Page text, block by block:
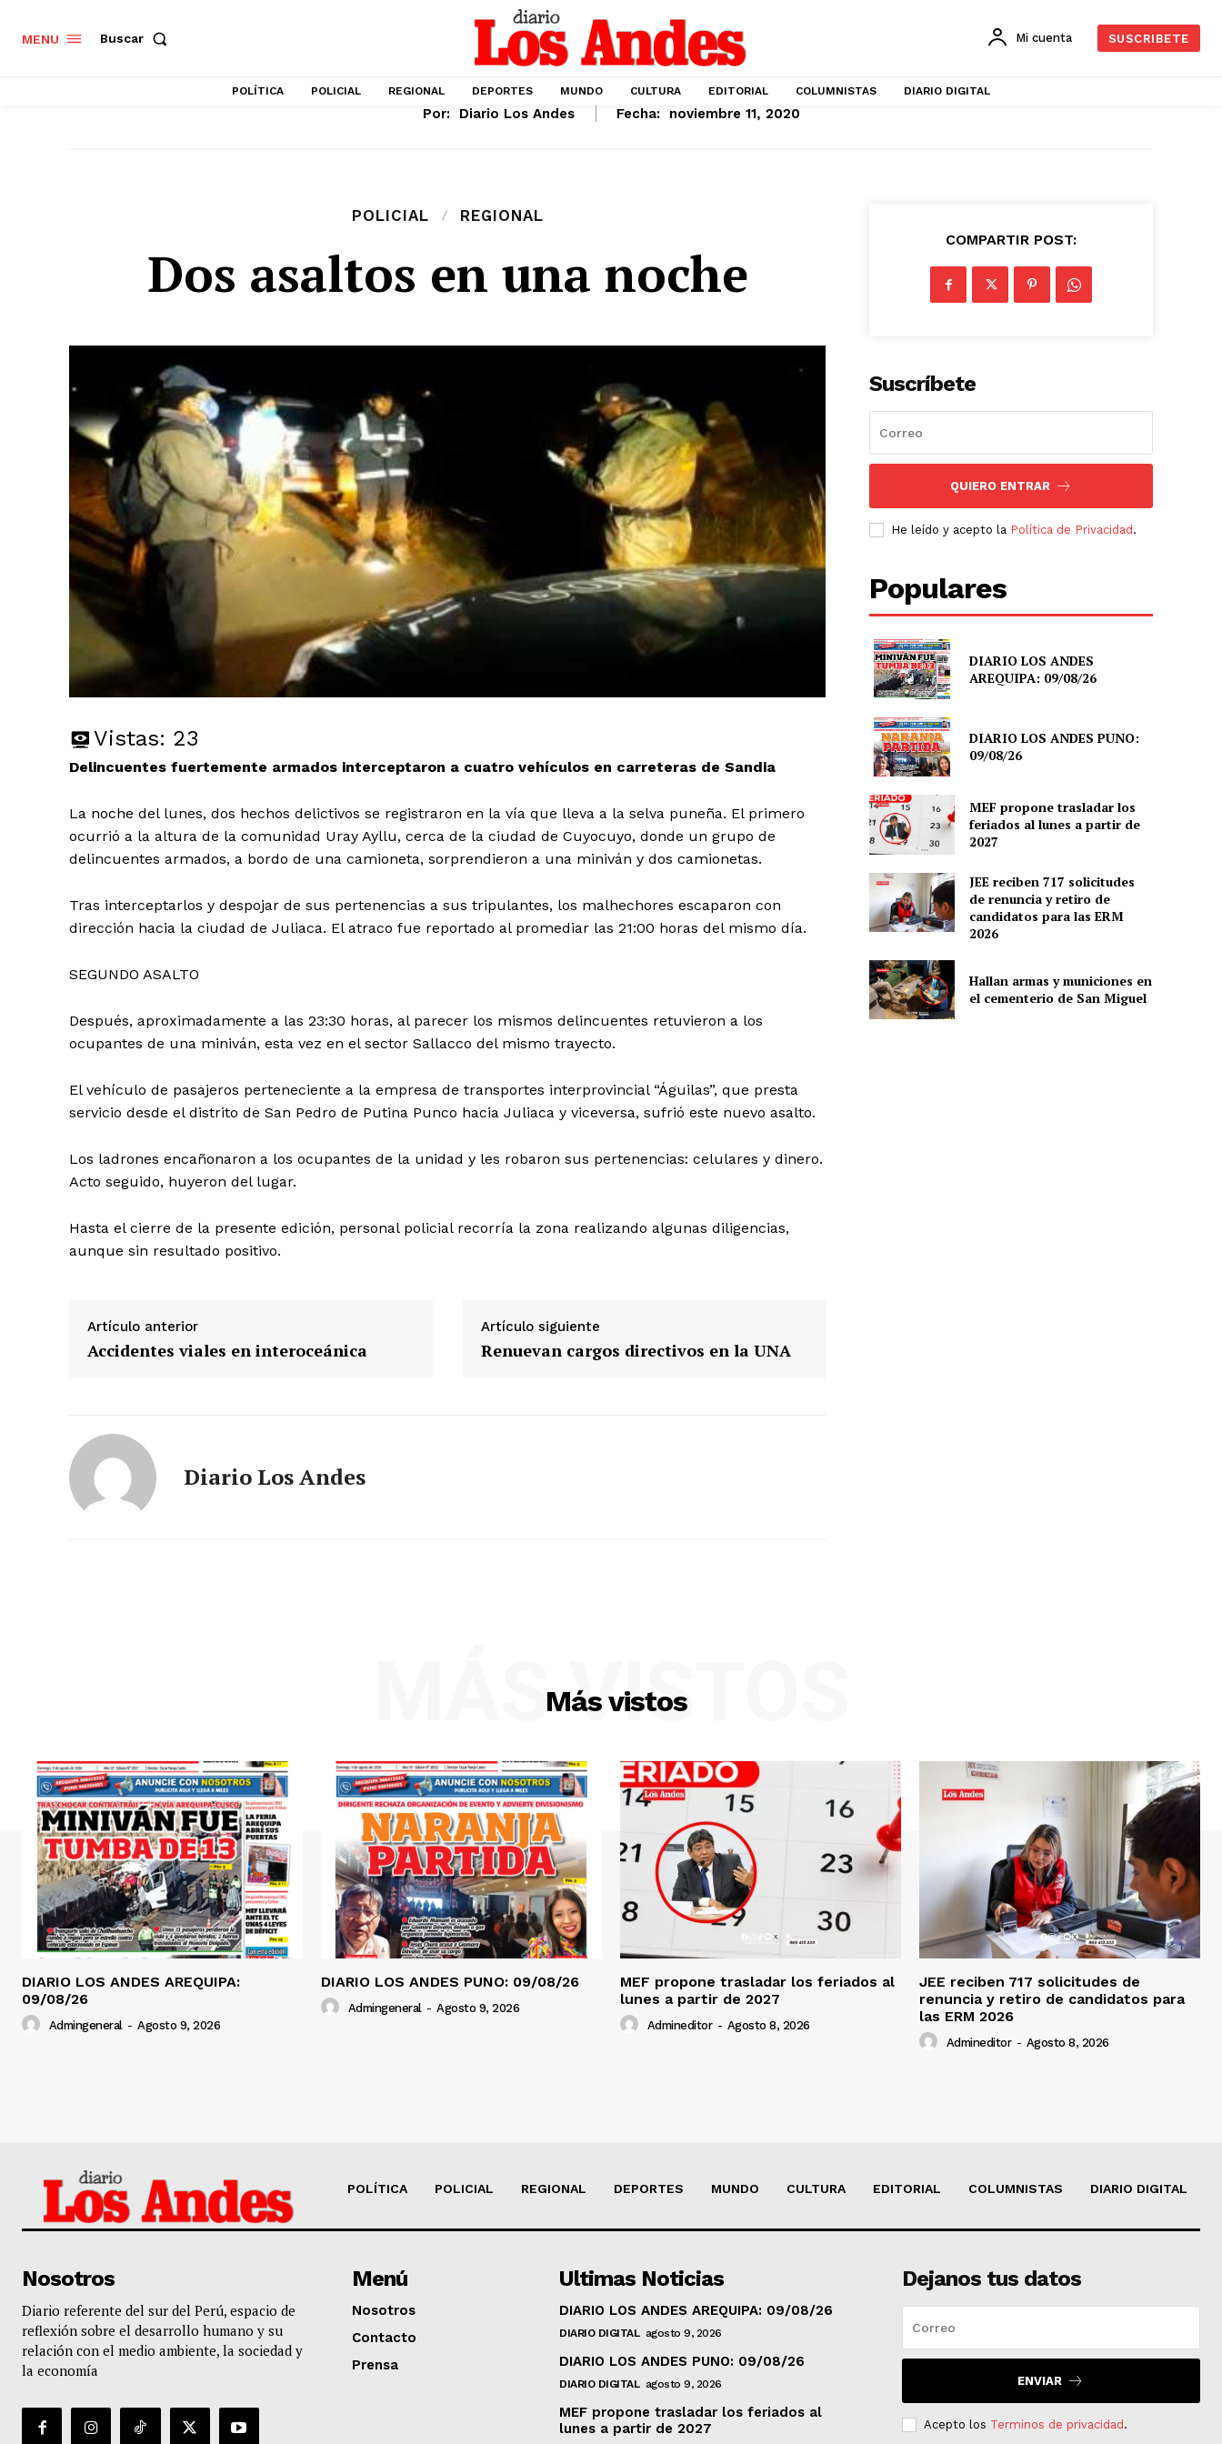
Contacto
Prensa
MENU Buscar Mi cuenta SUSCRIBETE
POLÍTICA POLICIAL REGIONAL DEPORTES MUNDO CULTURA EDITORIAL COLUMNISTAS DIARIO DIGITAL
Por: Diario Los Andes Fecha: noviembre 11, 2020
POLICIAL REGIONAL
Dos asaltos en una noche
Vistas: 23
Delincuentes fuertemente armados interceptaron a cuatro vehículos en carreteras de Sandia
La noche del lunes, dos hechos delictivos se registraron en la vía que lleva a la selva puneña. El primero
ocurrió a la altura de la comunidad Uray Ayllu, cerca de la ciudad de Cuyocuyo, donde un grupo de
delincuentes armados, a bordo de una camioneta, sorprendieron a una miniván y dos camionetas.
Tras interceptarlos y despojar de sus pertenencias a sus tripulantes, los malhechores escaparon con
dirección hacia la ciudad de Juliaca. El atraco fue reportado al promediar las 21:00 horas del mismo día.
SEGUNDO ASALTO
Después, aproximadamente a las 23:30 horas, al parecer los mismos delincuentes retuvieron a los
ocupantes de una miniván, esta vez en el sector Sallacco del mismo trayecto.
El vehículo de pasajeros perteneciente a la empresa de transportes interprovincial “Águilas”, que presta
servicio desde el distrito de San Pedro de Putina Punco hacia Juliaca y viceversa, sufrió este nuevo asalto.
Los ladrones encañonaron a los ocupantes de la unidad y les robaron sus pertenencias: celulares y dinero.
Acto seguido, huyeron del lugar.
Hasta el cierre de la presente edición, personal policial recorría la zona realizando algunas diligencias,
aunque sin resultado positivo.
Artículo anterior
Accidentes viales en interoceánica
Artículo siguiente
Renuevan cargos directivos en la UNA
Diario Los Andes
COMPARTIR POST:
Suscríbete
QUIERO ENTRAR
He leído y acepto la Política de Privacidad .
Populares
DIARIO LOS ANDES
AREQUIPA: 09/08/26
DIARIO LOS ANDES PUNO:
09/08/26
MEF propone trasladar los
feriados al lunes a partir de
2027
JEE reciben 717 solicitudes
de renuncia y retiro de
candidatos para las ERM
2026
Hallan armas y municiones en
el cementerio de San Miguel
Más vistos
MÁS VISTOS
DIARIO LOS ANDES AREQUIPA:
09/08/26
Admingeneral - Agosto 9, 2026
DIARIO LOS ANDES PUNO: 09/08/26
Admingeneral - Agosto 9, 2026
MEF propone trasladar los feriados al
lunes a partir de 2027
Admineditor - Agosto 8, 2026
JEE reciben 717 solicitudes de
renuncia y retiro de candidatos para
las ERM 2026
Admineditor - Agosto 8, 2026
POLÍTICA POLICIAL REGIONAL DEPORTES MUNDO CULTURA EDITORIAL COLUMNISTAS DIARIO DIGITAL
Nosotros
Diario referente del sur del Perú, espacio de
reflexión sobre el desarrollo humano y su
relación con el medio ambiente, la sociedad y
la economía
Menú
Nosotros
Contacto
Prensa
Ultimas Noticias
DIARIO LOS ANDES AREQUIPA: 09/08/26
DIARIO DIGITAL agosto 9, 2026
DIARIO LOS ANDES PUNO: 09/08/26
DIARIO DIGITAL agosto 9, 2026
MEF propone trasladar los feriados al
lunes a partir de 2027
Dejanos tus datos
ENVIAR
Acepto los Terminos de privacidad.